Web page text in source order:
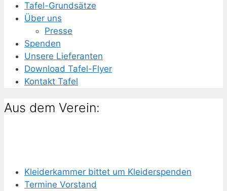
Tafel-Grundsätze
Über uns
Presse
Spenden
Unsere Lieferanten
Download Tafel-Flyer
Kontakt Tafel
Aus dem Verein:
Kleiderkammer bittet um Kleiderspenden
Termine Vorstand